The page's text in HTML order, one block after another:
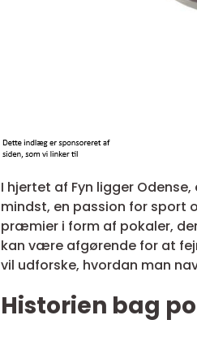
I hjertet af Fyn ligger
mindst, en passion for sport
præmier i form af pokaler,
kan være afgørende for at
vil udforske, hvordan man
Historien bag